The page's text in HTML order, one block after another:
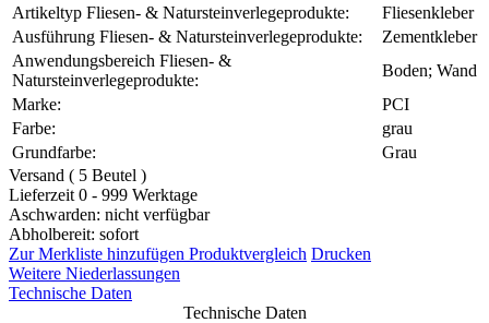
Artikeltyp Fliesen- & Natursteinverlegeprodukte:
Fliesenkleber
Ausführung Fliesen- & Natursteinverlegeprodukte:
Zementkleber
Anwendungsbereich Fliesen- &
Natursteinverlegeprodukte:
Boden; Wand
Marke:
PCI
Farbe:
grau
Grundfarbe:
Grau
Versand ( 5 Beutel )
Lieferzeit 0 - 999 Werktage
Aschwarden: nicht verfügbar
Abholbereit: sofort
Zur Merkliste hinzufügen Produktvergleich Drucken
Weitere Niederlassungen
Technische Daten
Technische Daten